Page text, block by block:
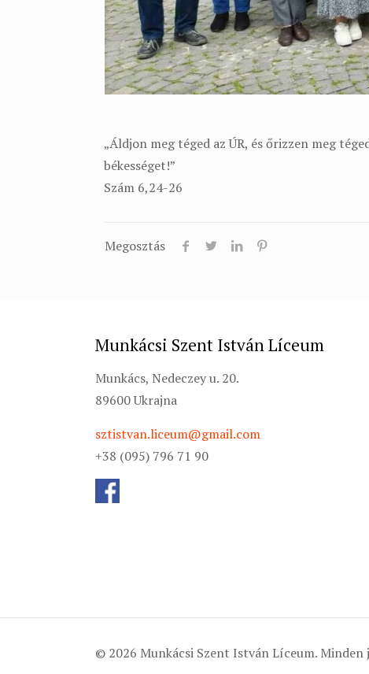
„Áldjon meg téged az ÚR, és őrizzen meg
békességet!”
Szám 6,24-26
Megosztás
Munkácsi Szent István Líceum
Munkács, Nedeczey u. 20.
89600 Ukrajna
sztistvan.liceum@gmail.com
+38 (095) 796 71 90
© 2026 Munkácsi Szent István Líceum.